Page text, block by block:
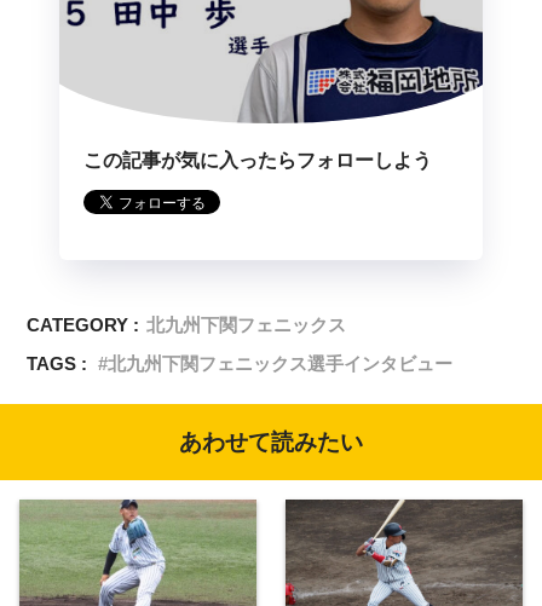
この記事が気に入ったらフォローしよう
CATEGORY : 北九州下関フェニックス
TAGS :
北九州下関フェニックス選手インタビュー
あわせて読みたい